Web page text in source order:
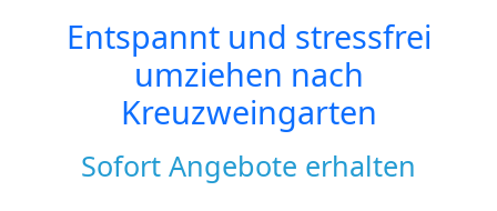
Entspannt und stressfrei
umziehen nach
Kreuzweingarten
Sofort Angebote erhalten